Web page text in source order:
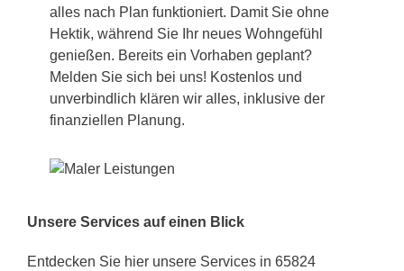
alles nach Plan funktioniert. Damit Sie ohne
Hektik, während Sie Ihr neues Wohngefühl
genießen. Bereits ein Vorhaben geplant?
Melden Sie sich bei uns! Kostenlos und
unverbindlich klären wir alles, inklusive der
finanziellen Planung.
Unsere Services auf einen Blick
Entdecken Sie hier unsere Services in 65824